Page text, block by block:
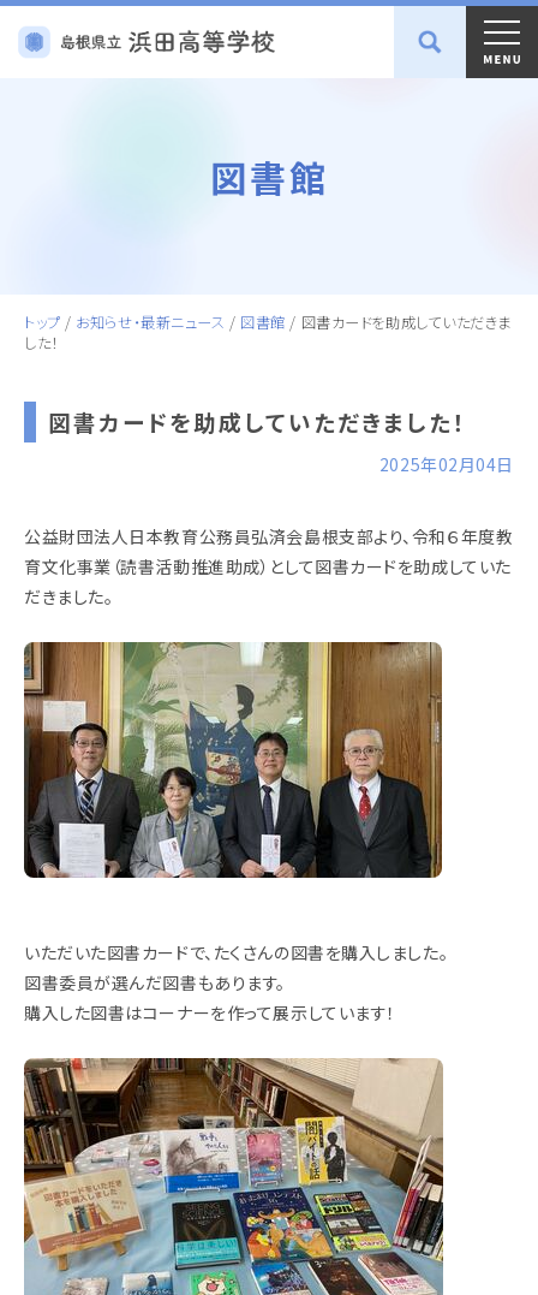
図書館
トップ / お知らせ・最新ニュース / 図書館 / 図書カードを助成していただきま
した！
図書カードを助成していただきました！
2025年02月04日
公益財団法人日本教育公務員弘済会島根支部より、令和６年度教
育文化事業（読書活動推進助成）として図書カードを助成していた
だきました。
いただいた図書カードで、たくさんの図書を購入しました。
図書委員が選んだ図書もあります。
購入した図書はコーナーを作って展示しています！